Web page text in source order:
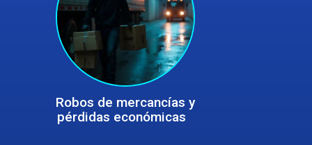
Robos de mercancías y
pérdidas económicas
Robos de mercancías y
pérdidas económicas